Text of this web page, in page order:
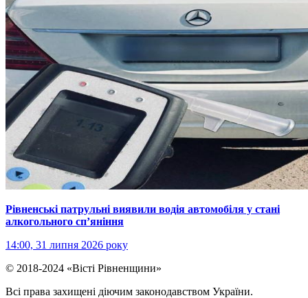
Рівненські патрульні виявили водія автомобіля у стані
алкогольного сп’яніння
14:00, 31 липня 2026 року
© 2018-2024 «Вісті Рівненщини»
Всі права захищені діючим законодавством України.